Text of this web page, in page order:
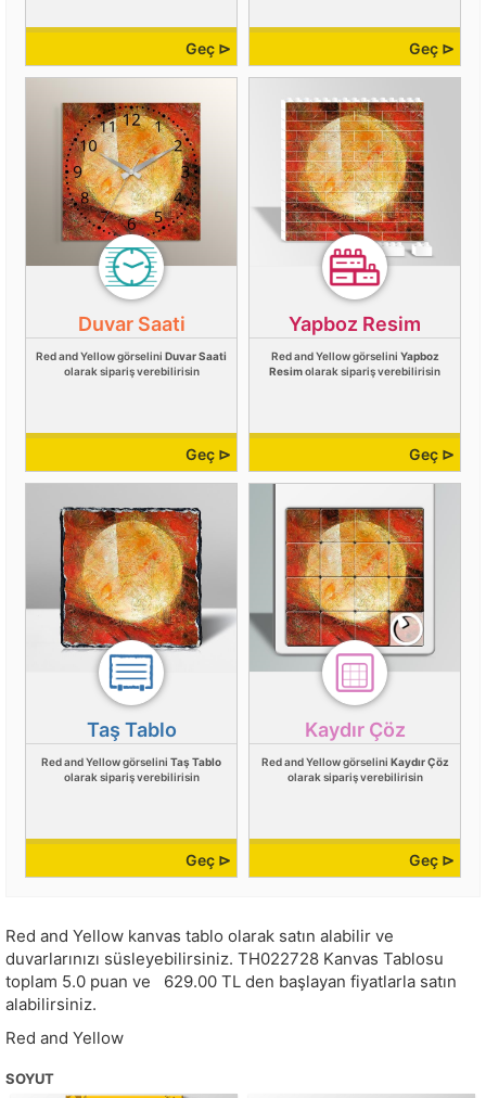
Geç ⊳ Geç ⊳
Duvar Saati
Red and Yellow görselini Duvar Saati
olarak sipariş verebilirisin
Geç ⊳
Yapboz Resim
Red and Yellow görselini Yapboz
Resimolarak sipariş verebilirisin
Geç ⊳
Taş Tablo
Red and Yellow görselini Taş Tablo
olarak sipariş verebilirisin
Geç ⊳
Kaydır Çöz
Red and Yellow görselini Kaydır Çöz
olarak sipariş verebilirisin
Geç ⊳
Red and Yellow kanvas tablo olarak satın alabilir ve
duvarlarınızı süsleyebilirsiniz. TH022728 Kanvas Tablosu
toplam 5.0 puan ve 629.00 TL den başlayan fiyatlarla satın
alabilirsiniz.
Red and Yellow
SOYUT